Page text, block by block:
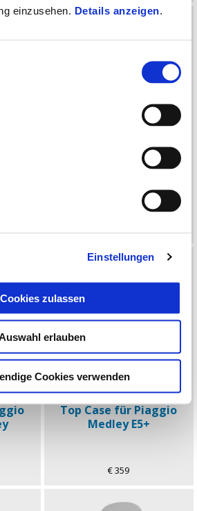
einzusehen. Details anzeigen
Einstellungen
Cookies zulassen
erlauben
Cookies verwenden
Outdoor Faltgarage für
Top Case für Piaggio
Medley E5+
€ 359